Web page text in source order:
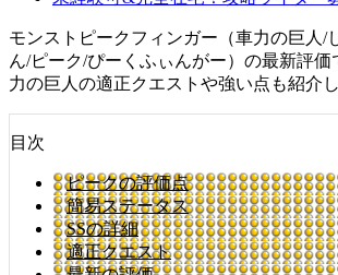
モンストピークフィンガー（車力の巨人/
ん/ピーク/ぴーくふぃんがー）の最新評
力の巨人の適正クエストや強い点も紹介し
目次
ピークの評価点
簡易ステータス
SSの詳細
適正クエスト